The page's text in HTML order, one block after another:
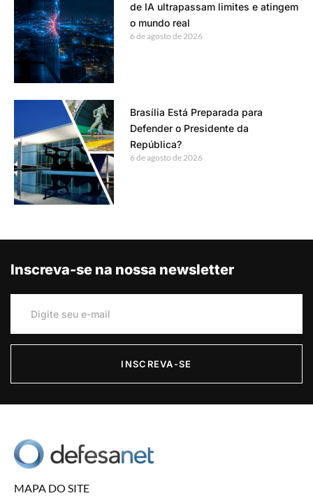
de IA ultrapassam limites e atingem
o mundo real
6 de agosto de 2026
Brasília Está Preparada para
Defender o Presidente da
República?
6 de agosto de 2026
Inscreva-se na nossa newsletter
INSCREVA-SE
MAPA DO SITE